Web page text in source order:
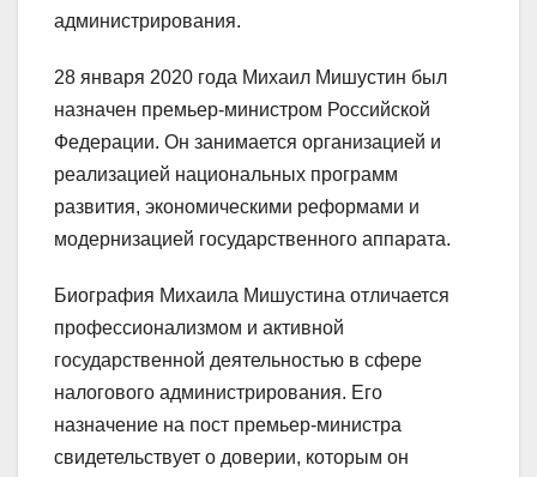
администрирования.
28 января 2020 года Михаил Мишустин был
назначен премьер-министром Российской
Федерации. Он занимается организацией и
реализацией национальных программ
развития, экономическими реформами и
модернизацией государственного аппарата.
Биография Михаила Мишустина отличается
профессионализмом и активной
государственной деятельностью в сфере
налогового администрирования. Его
назначение на пост премьер-министра
свидетельствует о доверии, которым он